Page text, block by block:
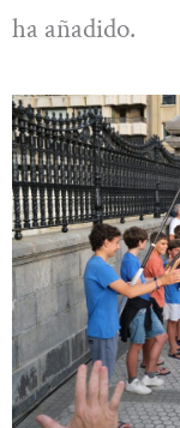
ha añadido.